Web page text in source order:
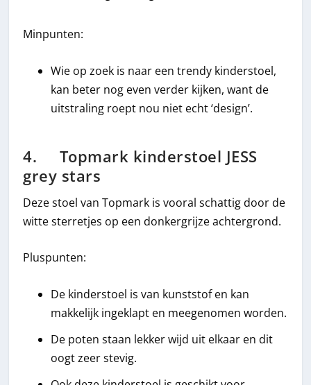
Minpunten:
Wie op zoek is naar een trendy kinderstoel,
kan beter nog even verder kijken, want de
uitstraling roept nou niet echt ‘design’.
4. Topmark kinderstoel JESS
grey stars
Deze stoel van Topmark is vooral schattig door de
witte sterretjes op een donkergrijze achtergrond.
Pluspunten:
De kinderstoel is van kunststof en kan
makkelijk ingeklapt en meegenomen worden.
De poten staan lekker wijd uit elkaar en dit
oogt zeer stevig.